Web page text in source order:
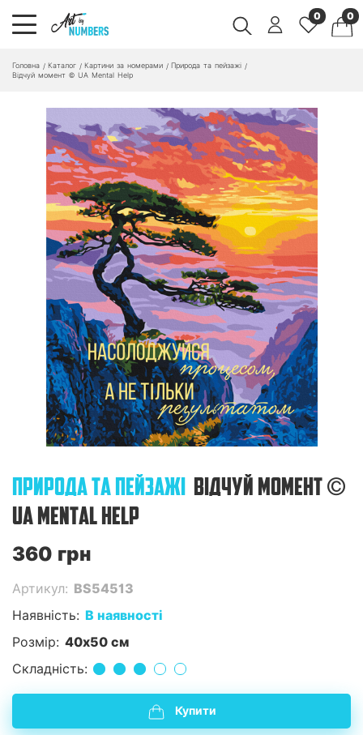
0 0
Головна / Каталог / Картини за номерами / Природа та пейзажі /
Відчуй момент © UA Mental Help
ПРИРОДА ТА ПЕЙЗАЖІ ВІДЧУЙ МОМЕНТ ©
UA MENTAL HELP
360 грн
Артикул: BS54513
Наявність: В наявності
Розмір: 40x50 см
Складність:
Купити